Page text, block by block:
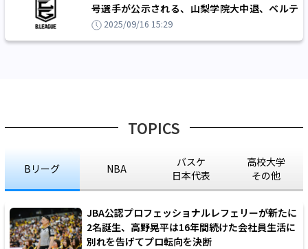
号選手が公示される、山梨学院大中退、ベルテ
ックス静岡練習生の寺坂優羽
2025/09/16 15:29
TOPICS
Bリーグ NBA
バスケ
日本代表
高校大学
その他
JBA公認プロフェッショナルレフェリーが新たに
2名誕生、高野晃平は16年間続けた会社員生活に
別れを告げてプロ転向を決断